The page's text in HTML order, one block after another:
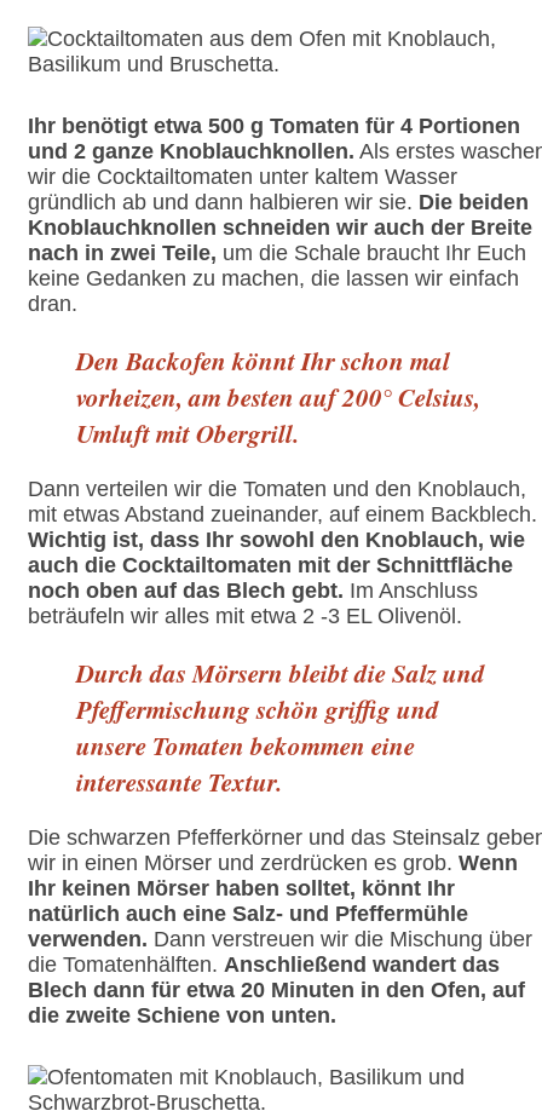
Ihr benötigt etwa 500 g Tomaten für 4 Portionen
und 2 ganze Knoblauchknollen. Als erstes
wir die Cocktailtomaten unter kaltem Wasser
gründlich ab und dann halbieren wir sie. Die beiden
Knoblauchknollen schneiden wir auch der Breite
nach in zwei Teile, um die Schale braucht Ihr Euch
keine Gedanken zu machen, die lassen wir einfach
dran.
Den Backofen könnt Ihr schon mal
vorheizen, am besten auf 200° Celsius,
Umluft mit Obergrill.
Dann verteilen wir die Tomaten und den Knoblauch,
mit etwas Abstand zueinander, auf einem Backblech.
Wichtig ist, dass Ihr sowohl den Knoblauch, wie
auch die Cocktailtomaten mit der Schnittfläche
noch oben auf das Blech gebt. Im Anschluss
beträufeln wir alles mit etwa 2 -3 EL Olivenöl.
Durch das Mörsern bleibt die Salz und
Pfeffermischung schön griffig und
unsere Tomaten bekommen eine
interessante Textur.
Die schwarzen Pfefferkörner und das Steinsalz
wir in einen Mörser und zerdrücken es grob. Wenn
Ihr keinen Mörser haben solltet, könnt Ihr
natürlich auch eine Salz- und Pfeffermühle
verwenden. Dann verstreuen wir die Mischung über
die Tomatenhälften. Anschließend wandert das
Blech dann für etwa 20 Minuten in den Ofen, auf
die zweite Schiene von unten.